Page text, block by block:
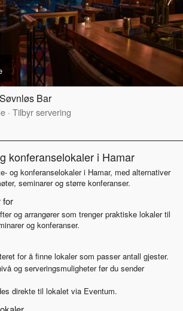
Bar
· Tilbyr servering
konferanselokaler i Hamar
og konferanselokaler i Hamar, med alternativer
seminarer og større konferanser.
for
og arrangører som trenger praktiske lokaler til
og konferanser.
for å finne lokaler som passer antall gjester.
og serveringsmuligheter før du sender
direkte til lokalet via Eventum.